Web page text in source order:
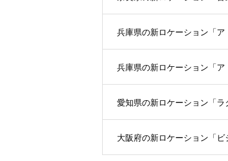
兵庫県の新ロケーション「ア
兵庫県の新ロケーション「ア
愛知県の新ロケーション「ラ
大阪府の新ロケーション「ビ